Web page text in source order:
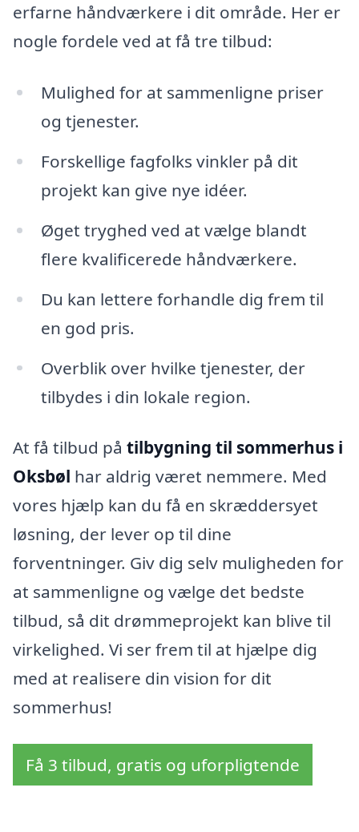
erfarne håndværkere i dit område. Her er
nogle fordele ved at få tre tilbud:
Mulighed for at sammenligne priser
og tjenester.
Forskellige fagfolks vinkler på dit
projekt kan give nye idéer.
Øget tryghed ved at vælge blandt
flere kvalificerede håndværkere.
Du kan lettere forhandle dig frem til
en god pris.
Overblik over hvilke tjenester, der
tilbydes i din lokale region.
At få tilbud på tilbygning til sommerhus i
Oksbøl har aldrig været nemmere. Med
vores hjælp kan du få en skræddersyet
løsning, der lever op til dine
forventninger. Giv dig selv muligheden for
at sammenligne og vælge det bedste
tilbud, så dit drømmeprojekt kan blive til
virkelighed. Vi ser frem til at hjælpe dig
med at realisere din vision for dit
sommerhus!
Få 3 tilbud, gratis og uforpligtende